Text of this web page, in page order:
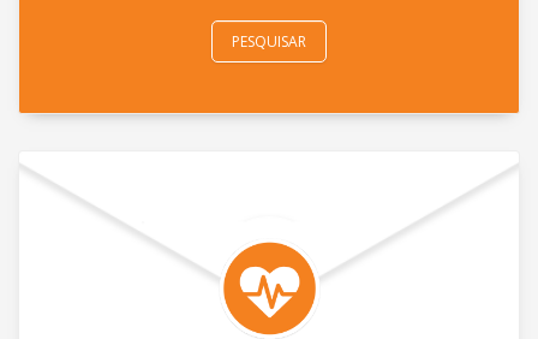
PESQUISAR